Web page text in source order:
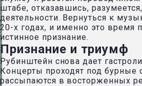
штабе, отказавшись,
деятельности. Вернуться к
20-х годах, и именно это время
истинное признание.
Признание и триумф
Рубинштейн снова дает
Концерты проходят под бурные
рассыпаются в восторженных